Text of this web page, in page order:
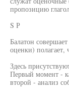
пропозицию
S Р
Балатон
оценки) полагает,
Здесь
Первый момент -
второй - анализ